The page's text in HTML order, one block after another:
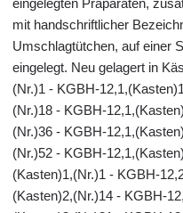
eingelegten Präparaten,
mit handschriftlicher
Umschlagtütchen, auf einer
eingelegt. Neu gelagert in
(Nr.)1 - KGBH-
(Nr.)18 - KGBH-
(Nr.)36 - KGBH-
(Nr.)52 - KGBH-
(Kasten)1,(Nr.)1 - KGBH-
(Kasten)2,(Nr.)14 - KGBH-